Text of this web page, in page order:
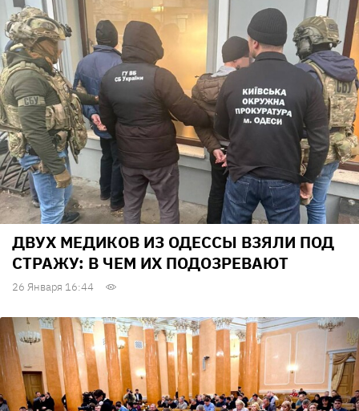
ДВУХ МЕДИКОВ ИЗ ОДЕССЫ ВЗЯЛИ ПОД
СТРАЖУ: В ЧЕМ ИХ ПОДОЗРЕВАЮТ
26 Января 16:44